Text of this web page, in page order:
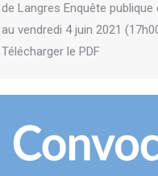
de Langres Enquête publique
au vendredi 4 juin 2021
Télécharger le PDF